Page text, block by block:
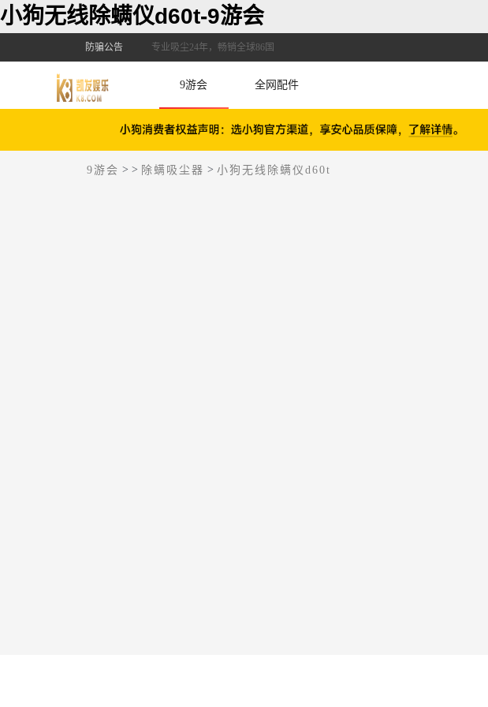
小狗无线除螨仪d60t-9游会
防骗公告 专业吸尘24年，畅销全球86国
9游会 全网配件
9游会 > > 除螨吸尘器 > 小狗无线除螨仪d60t